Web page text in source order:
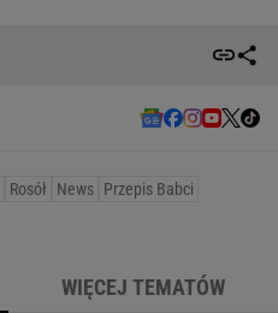
Rosół News Przepis Babci
WIĘCEJ TEMATÓW